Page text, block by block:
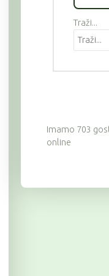
Traži...
Imamo 703
online